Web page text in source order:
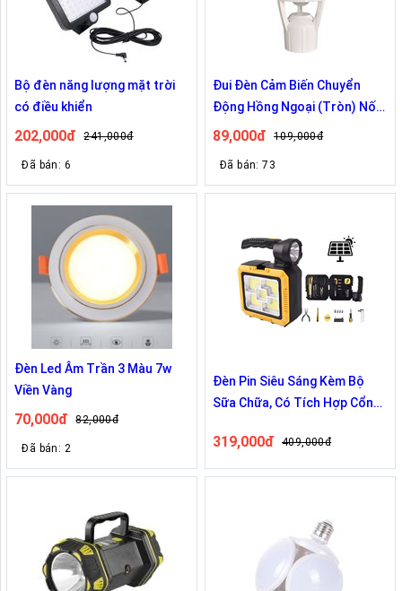
Bộ đèn năng lượng mặt trời
có điều khiển
202,000đ 241,000đ
Đã bán: 6
Đui Đèn Cảm Biến Chuyển
Động Hồng Ngoại (Tròn) Nối
Đui E27
89,000đ 109,000đ
Đã bán: 73
Đèn Led Âm Trần 3 Màu 7w
Viền Vàng
70,000đ 82,000đ
Đã bán: 2
Đèn Pin Siêu Sáng Kèm Bộ
Sữa Chữa, Có Tích Hợp Cổng
319,000đ 409,000đ